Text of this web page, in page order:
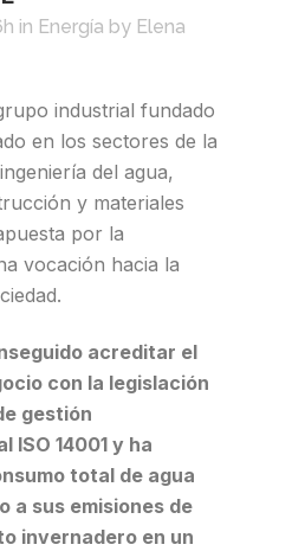
in Energía by Elena
industrial fundado
en los sectores de la
del agua,
y materiales
por la
vocación hacia la
acreditar el
con la legislación
gestión
ISO 14001 y ha
total de agua
a sus emisiones de
invernadero en un